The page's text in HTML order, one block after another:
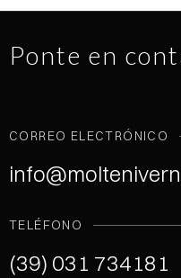
Ponte en
CORREO ELECTRÓNICO
TELÉFONO
(39) 031 734181